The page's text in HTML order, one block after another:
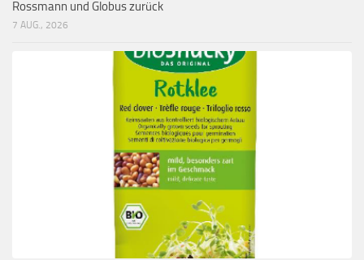
Rossmann und Globus zurück
7 AUG., 2026